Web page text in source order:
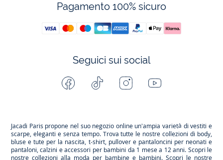
Pagamento 100% sicuro
Seguici sui social
Facebook Tiktok InstagramYoutube
Jacadi Paris propone nel suo negozio online un'ampia varietà di vestiti e
scarpe, eleganti e senza tempo. Trova tutte le nostre collezioni di body,
bluse e tute per la nascita, t-shirt, pullover e pantaloncini per neonati e
pantaloni, calzini e accessori per bambini da 1 mese a 12 anni. Scopri le
nostre collezioni alla moda per bambine e bambini. Scopri le nostre